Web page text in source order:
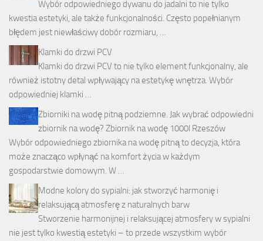
Wybór odpowiedniego dywanu do jadalni to nie tylko
kwestia estetyki, ale także funkcjonalności. Często popełnianym
błędem jest niewłaściwy dobór rozmiaru, …
Klamki do drzwi PCV
Klamki do drzwi PCV to nie tylko element funkcjonalny, ale
również istotny detal wpływający na estetykę wnętrza. Wybór
odpowiedniej klamki …
Zbiorniki na wodę pitną podziemne. Jak wybrać odpowiedni
zbiornik na wodę? Zbiornik na wodę 1000l Rzeszów
Wybór odpowiedniego zbiornika na wodę pitną to decyzja, która
może znacząco wpłynąć na komfort życia w każdym
gospodarstwie domowym. W …
Modne kolory do sypialni: jak stworzyć harmonię i
relaksującą atmosferę z naturalnych barw
Stworzenie harmonijnej i relaksującej atmosfery w sypialni
nie jest tylko kwestią estetyki – to przede wszystkim wybór